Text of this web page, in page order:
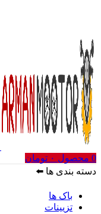
0 محصول ۰ تومان
دسته بندی ها ⬅️
باک ها
تزیینات